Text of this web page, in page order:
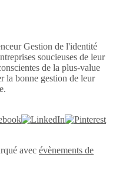
Gestion de l'identité
soucieuses de leur
de la plus-value
la bonne gestion de leur
avec évènements de